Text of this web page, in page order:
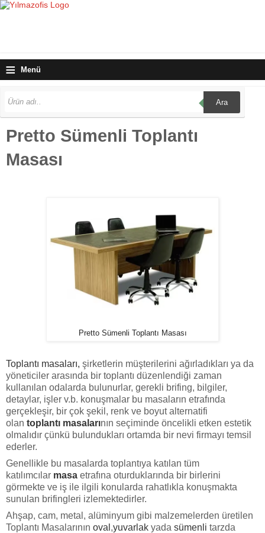
≡ Menü
Ara
Pretto Sümenli Toplantı
Masası
Pretto Sümenli Toplantı Masası
Toplantı masaları, şirketlerin müşterilerini ağırladıkları ya da
yöneticiler arasında bir toplantı düzenlendiği zaman
kullanılan odalarda bulunurlar, gerekli brifing, bilgiler,
detaylar, işler v.b. konuşmalar bu masaların etrafında
gerçekleşir, bir çok şekil, renk ve boyut alternatifi
olan toplantı masalarının seçiminde öncelikli etken estetik
olmalıdır çünkü bulundukları ortamda bir nevi firmayı temsil
ederler.
Genellikle bu masalarda toplantıya katılan tüm
katılımcılar masa etrafına oturduklarında bir birlerini
görmekte ve iş ile ilgili konularda rahatlıkla konuşmakta
sunulan brifingleri izlemektedirler.
Ahşap, cam, metal, alüminyum gibi malzemelerden üretilen
Toplantı Masalarının oval ,yuvarlak yada sümenli tarzda